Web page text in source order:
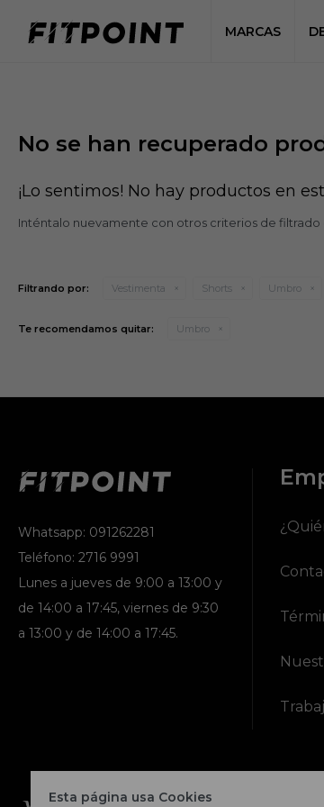
Esta página usa Cookies
MARCAS
No se han recuperado
¡Lo sentimos! No hay productos en
Inténtalo nuevamente con otros criterios de
Filtrando por: Vestimenta Shorts Umbro
Te recomendamos quitar: Umbro
Whatsapp: 091262281
Teléfono: 2716 9991
Lunes a jueves de 9:00 a 13:00 y
de 14:00 a 17:45, viernes de 9:30
a 13:00 y de 14:00 a 17:45.